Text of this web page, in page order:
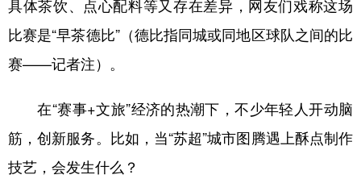
辽宁 吉林 上海 江苏
浙江
山东 河南 湖北 湖南
广东 广西 海南 重庆
四川 贵州
具体茶饮、点心配料等又存在差异，网友们戏称这场
比赛是“早茶德比”（德比指同城或同地区球队之间的比
赛——记者注）。
在“赛事+文旅”经济的热潮下，不少年轻人开动脑
筋，创新服务。比如，当“苏超”城市图腾遇上酥点制作
技艺，会发生什么？